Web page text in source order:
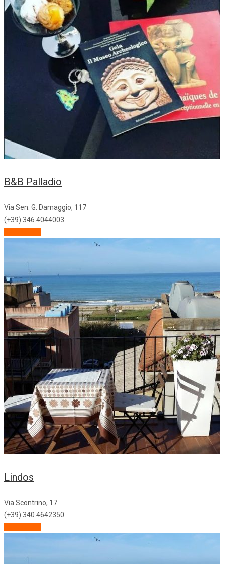
B&B Palladio
Via Sen. G. Damaggio, 117
(+39) 346.4044003
Lindos
Via Scontrino, 17
(+39) 340.4642350